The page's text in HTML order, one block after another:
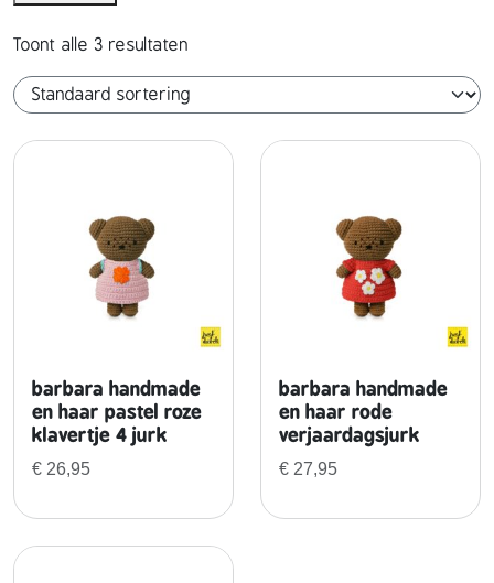
s
&
s
a
g
n
o
Toont alle 3 resultaten
barbara handmade
en haar pastel roze
klavertje 4 jurk
€ 26,95
barbara handmade
en haar rode
verjaardagsjurk
€ 27,95